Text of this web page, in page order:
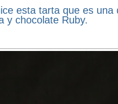
esta tarta que es
y chocolate Ruby.